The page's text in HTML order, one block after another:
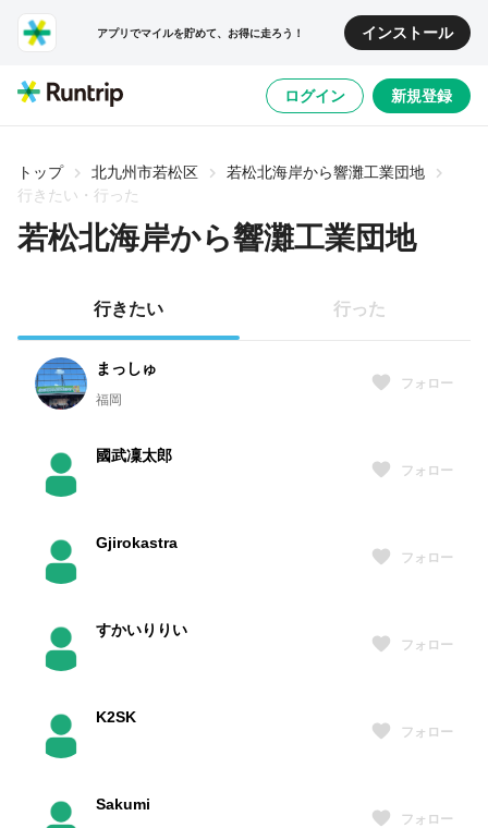
アプリでマイルを貯めて、お得に走ろう！ インストール
ログイン 新規登録
トップ 北九州市若松区
若松北海岸から響灘工業団地
行きたい・行った
若松北海岸から響灘工業団地
行きたい 行った
まっしゅ
福岡
フォロー
國武凜太郎
フォロー
Gjirokastra
フォロー
すかいりりい
フォロー
K2SK
フォロー
Sakumi
フォロー